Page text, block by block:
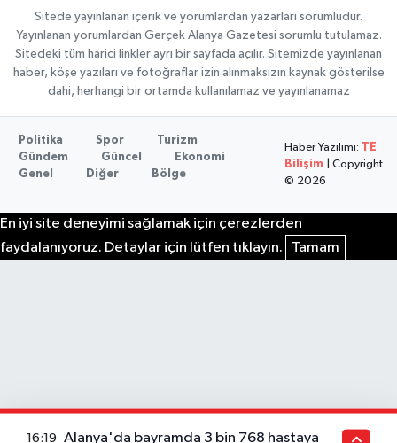
Sitede yayınlanan içerik ve yorumlardan yazarları sorumludur.
Yayınlanan yorumlardan Gerçek Alanya Gazetesi sorumlu tutulamaz.
Sitedeki tüm harici linkler ayrı bir sayfada açılır. Sitemizde yayınlanan
haber, köşe yazıları ve fotoğraflar izin alınmaksızın kaynak gösterilse
dahi, herhangi bir ortamda kullanılamaz ve yayınlanamaz
Politika Spor
Turizm
Gündem
Güncel
Ekonomi
Genel
Diğer Bölge
Haber Yazılımı:
TE
Bilişim | Copyright
© 2026
En iyi site deneyimi sağlamak için çerezlerden
faydalanıyoruz. Detaylar için lütfen tıklayın.
Tamam
16:19 Alanya'da bayramda 3 bin 768 hastaya